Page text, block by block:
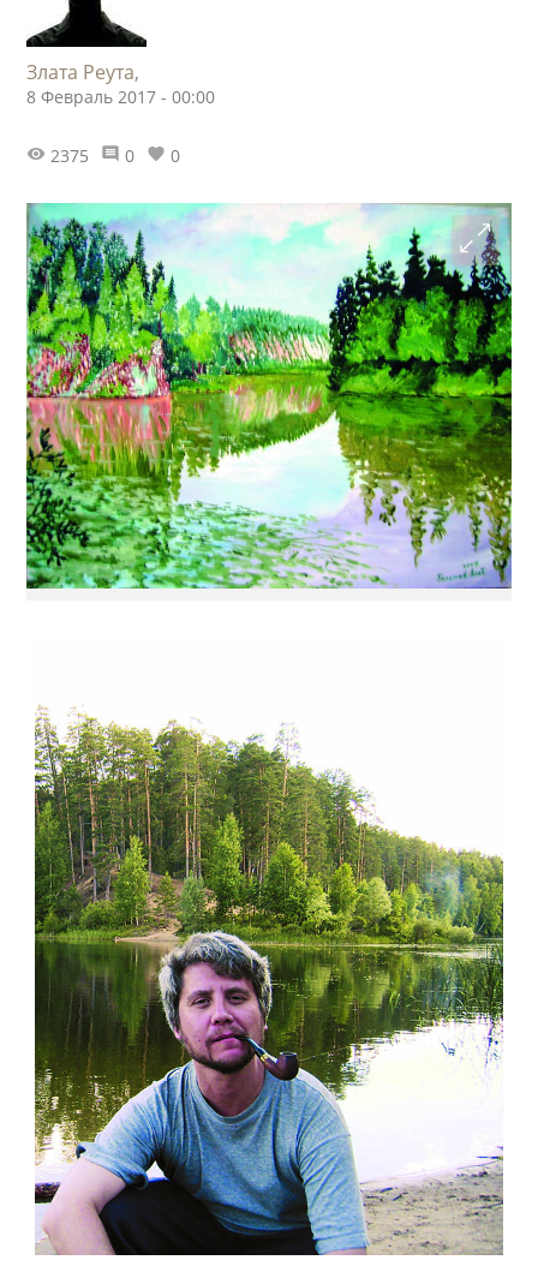
Злата Реута,
8 Февраль 2017 - 00:00
2375 0 0